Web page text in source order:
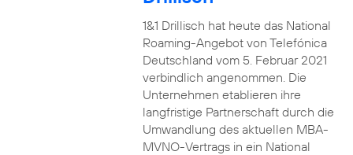
1&1 Drillisch hat heute das National
Roaming-Angebot von Telefónica
Deutschland vom 5. Februar 2021
verbindlich angenommen. Die
Unternehmen etablieren ihre
langfristige Partnerschaft durch die
Umwandlung des aktuellen MBA-
MVNO-Vertrags in ein National